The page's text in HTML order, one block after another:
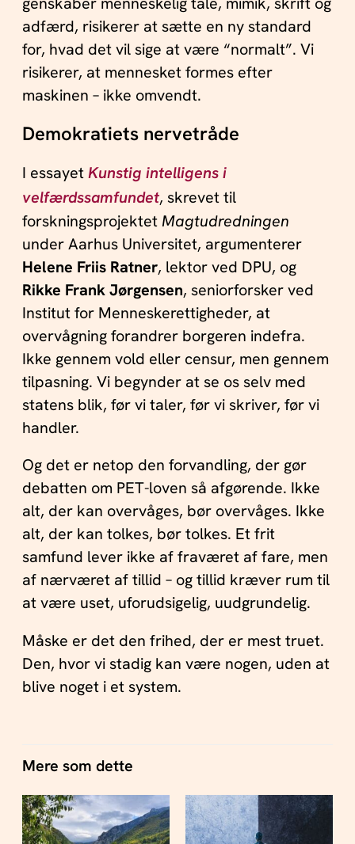
adfærd, risikerer at sætte en ny standard
for, hvad det vil sige at være “normalt”. Vi
risikerer, at mennesket formes efter
maskinen – ikke omvendt.
Demokratiets nervetråde
I essayetKunstig intelligens i
velfærdssamfundet, skrevet til
forskningsprojektet Magtudredningen
under Aarhus Universitet, argumenterer
Helene Friis Ratner, lektor ved DPU, og
Rikke Frank Jørgensen, seniorforsker ved
Institut for Menneskerettigheder, at
overvågning forandrer borgeren indefra.
Ikke gennem vold eller censur, men gennem
tilpasning. Vi begynder at se os selv med
statens blik, før vi taler, før vi skriver, før vi
handler.
Og det er netop den forvandling, der gør
debatten om PET-loven så afgørende. Ikke
alt, der kan overvåges, bør overvåges. Ikke
alt, der kan tolkes, bør tolkes. Et frit
samfund lever ikke af fraværet af fare, men
af nærværet af tillid – og tillid kræver rum til
at være uset, uforudsigelig, uudgrundelig.
Måske er det den frihed, der er mest truet.
Den, hvor vi stadig kan være nogen, uden at
blive noget i et system.
Mere som dette